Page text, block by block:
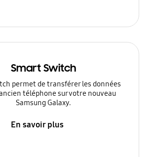
Smart Switch
permet de transférer les données
téléphone sur votre nouveau
Samsung Galaxy.
En savoir plus